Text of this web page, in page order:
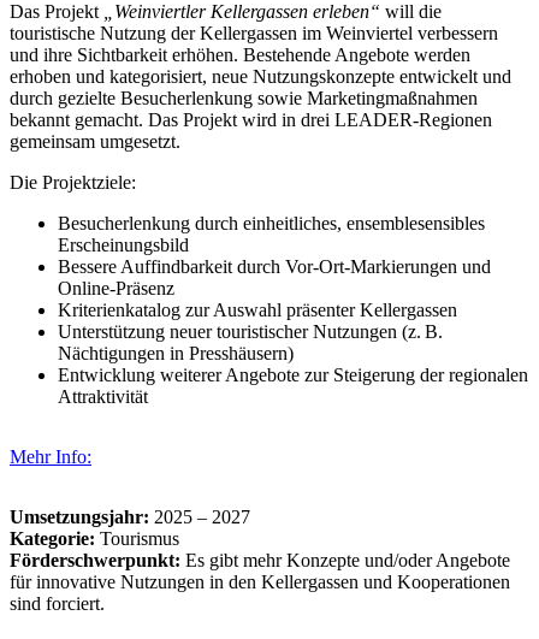
Das Projekt „Weinviertler Kellergassen erleben“ will die
touristische Nutzung der Kellergassen im Weinviertel verbessern
und ihre Sichtbarkeit erhöhen. Bestehende Angebote werden
erhoben und kategorisiert, neue Nutzungskonzepte entwickelt und
durch gezielte Besucherlenkung sowie Marketingmaßnahmen
bekannt gemacht. Das Projekt wird in drei LEADER-Regionen
gemeinsam umgesetzt.
Die Projektziele:
Besucherlenkung durch einheitliches, ensemblesensibles
Erscheinungsbild
Bessere Auffindbarkeit durch Vor-Ort-Markierungen und
Online-Präsenz
Kriterienkatalog zur Auswahl präsenter Kellergassen
Unterstützung neuer touristischer Nutzungen (z. B.
Nächtigungen in Presshäusern)
Entwicklung weiterer Angebote zur Steigerung der regionalen
Attraktivität
Mehr Info:
Umsetzungsjahr: 2025 – 2027
Kategorie: Tourismus
Förderschwerpunkt: Es gibt mehr Konzepte und/oder Angebote
für innovative Nutzungen in den Kellergassen und Kooperationen
sind forciert.